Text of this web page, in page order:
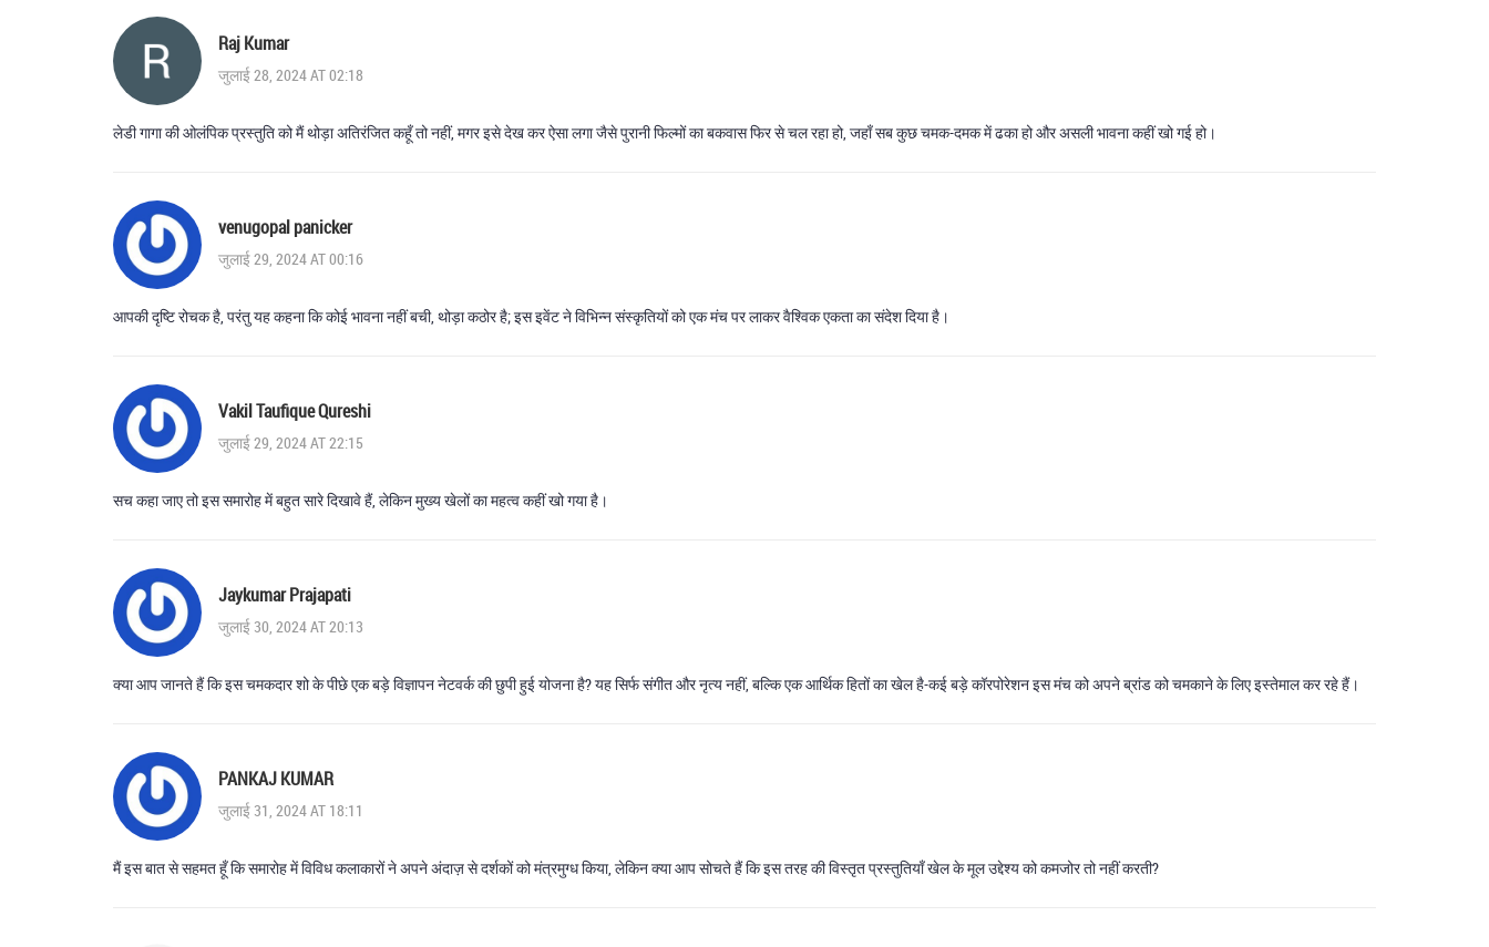
Raj Kumar
जुलाई 28, 2024 AT 02:18
लेडी गागा की ओलंपिक प्रस्तुति को मैं थोड़ा अतिरंजित कहूँ तो नहीं, मगर इसे देख कर ऐसा लगा जैसे पुरानी फिल्मों का बकवास फिर से चल रहा हो, जहाँ सब कुछ चमक-दमक में ढका हो और असली भावना कहीं खो गई हो।
venugopal panicker
जुलाई 29, 2024 AT 00:16
आपकी दृष्टि रोचक है, परंतु यह कहना कि कोई भावना नहीं बची, थोड़ा कठोर है; इस इवेंट ने विभिन्न संस्कृतियों को एक मंच पर लाकर वैश्विक एकता का संदेश दिया है।
Vakil Taufique Qureshi
जुलाई 29, 2024 AT 22:15
सच कहा जाए तो इस समारोह में बहुत सारे दिखावे हैं, लेकिन मुख्य खेलों का महत्व कहीं खो गया है।
Jaykumar Prajapati
जुलाई 30, 2024 AT 20:13
क्या आप जानते हैं कि इस चमकदार शो के पीछे एक बड़े विज्ञापन नेटवर्क की छुपी हुई योजना है? यह सिर्फ संगीत और नृत्य नहीं, बल्कि एक आर्थिक हितों का खेल है-कई बड़े कॉरपोरेशन इस मंच को अपने ब्रांड को चमकाने के लिए इस्तेमाल कर रहे हैं।
PANKAJ KUMAR
जुलाई 31, 2024 AT 18:11
मैं इस बात से सहमत हूँ कि समारोह में विविध कलाकारों ने अपने अंदाज़ से दर्शकों को मंत्रमुग्ध किया, लेकिन क्या आप सोचते हैं कि इस तरह की विस्तृत प्रस्तुतियाँ खेल के मूल उद्देश्य को कमजोर तो नहीं करती?